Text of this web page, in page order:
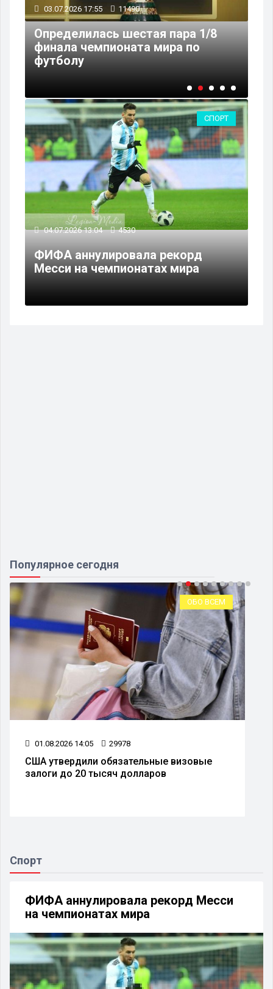
03.07.2026 17:55 11490
Определилась шестая пара 1/8
финала чемпионата мира по
футболу
СПОРТ
04.07.2026 13:04 4530
ФИФА аннулировала рекорд
Месси на чемпионатах мира
Популярное сегодня
ОБО ВСЕМ
01.08.2026 14:05 29978
США утвердили обязательные визовые
залоги до 20 тысяч долларов
Спорт
ФИФА аннулировала рекорд Месси
на чемпионатах мира